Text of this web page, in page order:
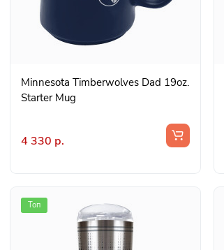
Minnesota Timberwolves Dad 19oz.
Starter Mug
4 330 р.
Топ